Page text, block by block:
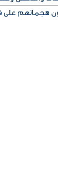
هجماتهم